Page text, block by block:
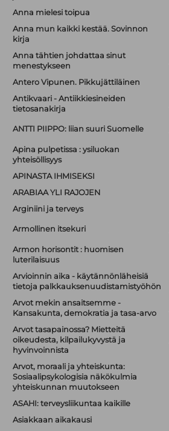
Anna mielesi toipua
Anna mun kaikki kestää. Sovinnon
kirja
Anna tähtien johdattaa sinut
menestykseen
Antero Vipunen. Pikkujättiläinen
Antikvaari - Antiikkiesineiden
tietosanakirja
ANTTI PIIPPO: liian suuri Suomelle
Apina pulpetissa : ysiluokan
yhteisöllisyys
APINASTA IHMISEKSI
ARABIAA YLI RAJOJEN
Arginiini ja terveys
Armollinen itsekuri
Armon horisontit : huomisen
luterilaisuus
Arvioinnin aika - käytännönläheisiä
tietoja palkkauksenuudistamistyöhön
Arvot mekin ansaitsemme -
Kansakunta, demokratia ja tasa-arvo
Arvot tasapainossa? Mietteitä
oikeudesta, kilpailukyvystä ja
hyvinvoinnista
Arvot, moraali ja yhteiskunta:
Sosiaalipsykologisia näkökulmia
yhteiskunnan muutokseen
ASAHI: terveysliikuntaa kaikille
Asiakkaan aikakausi